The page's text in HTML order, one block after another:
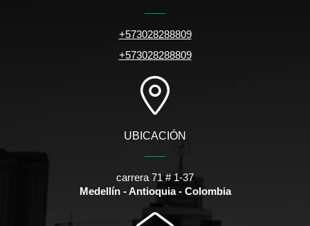
+573028288809
+573028288809
UBICACIÓN
carrera 71 # 1-37
Medellín - Antioquia - Colombia